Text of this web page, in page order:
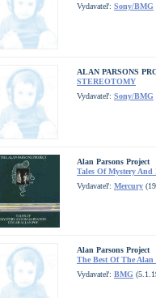
Vydavateľ: Sony/BMG
ALAN PARSONS
STEREOTOMY
Vydavateľ: Sony/BMG
Alan Parsons Project
Tales Of Mystery
Vydavateľ: Mercury
Alan Parsons Project
The Best Of The Alan
Vydavateľ: BMG